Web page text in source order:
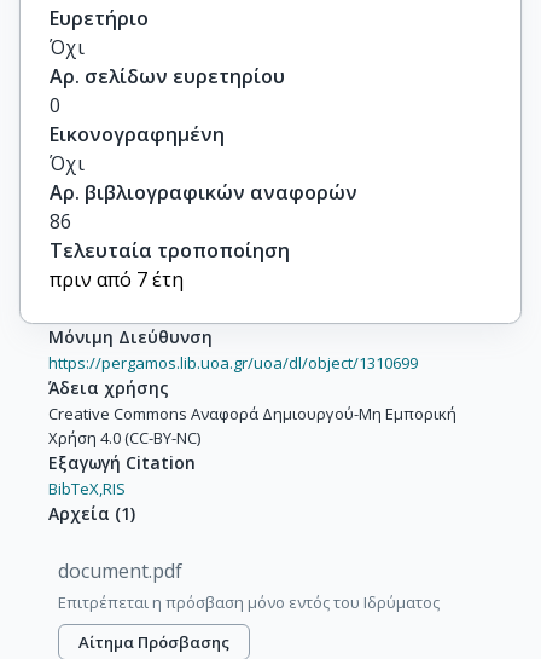
Ευρετήριο
Όχι
Αρ. σελίδων ευρετηρίου
0
Εικονογραφημένη
Όχι
Αρ. βιβλιογραφικών αναφορών
86
Τελευταία τροποποίηση
πριν από 7 έτη
Μόνιμη Διεύθυνση
https://pergamos.lib.uoa.gr/uoa/dl/object/1310699
Άδεια χρήσης
Creative Commons Αναφορά Δημιουργού-Μη Εμπορική
Χρήση 4.0 (CC-BY-NC)
Εξαγωγή Citation
BibTeX,RIS
Αρχεία (1)
document.pdf
Επιτρέπεται η πρόσβαση μόνο εντός του Ιδρύματος
Αίτημα Πρόσβασης